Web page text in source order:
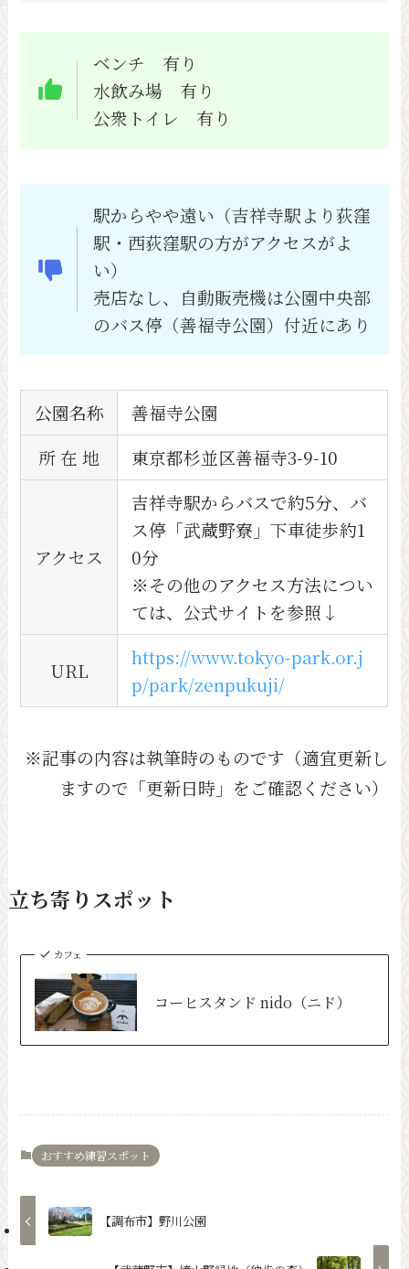
ベンチ 有り
水飲み場 有り
公衆トイレ 有り
駅からやや遠い（吉祥寺駅より荻窪
駅・西荻窪駅の方がアクセスがよ
い）
売店なし、自動販売機は公園中央部
のバス停（善福寺公園）付近にあり
公園名称
善福寺公園
所 在 地
東京都杉並区善福寺3-9-10
アクセス
吉祥寺駅からバスで約5分、バ
ス停「武蔵野寮」下車徒歩約1
0分
※その他のアクセス方法につい
ては、公式サイトを参照↓
URL
https://www.tokyo-park.or.j
p/park/zenpukuji/
※記事の内容は執筆時のものです（適宜更新し
ますので「更新日時」をご確認ください）
立ち寄りスポット
カフェ
コーヒスタンド nido（ニド）
おすすめ練習スポット
【調布市】野川公園